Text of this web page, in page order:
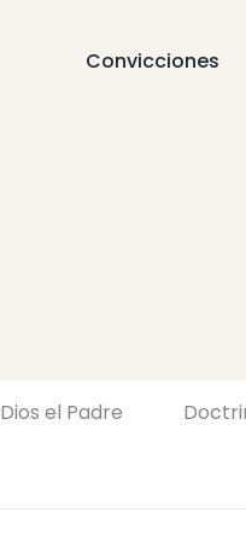
Convicciones
Dios el Padre